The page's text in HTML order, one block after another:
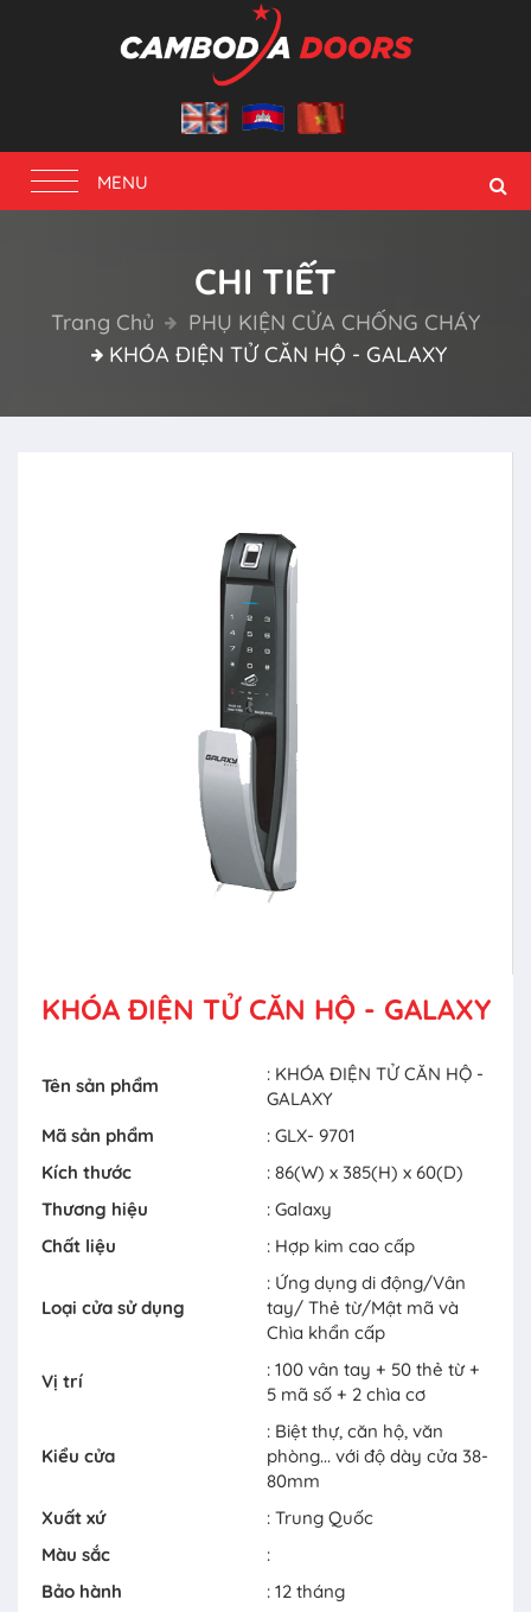
Toggle
navigation
MENU
CHI TIẾT
Trang Chủ
PHỤ KIỆN CỬA CHỐNG CHÁY
KHÓA ĐIỆN TỬ CĂN HỘ - GALAXY
KHÓA ĐIỆN TỬ CĂN HỘ - GALAXY
Tên sản phẩm
: KHÓA ĐIỆN TỬ CĂN HỘ -
GALAXY
Mã sản phẩm
: GLX- 9701
Kích thước
: 86(W) x 385(H) x 60(D)
Thương hiệu
: Galaxy
Chất liệu
: Hợp kim cao cấp
Loại cửa sử dụng
: Ứng dụng di động/Vân
tay/ Thẻ từ/Mật mã và
Chìa khẩn cấp
Vị trí
: 100 vân tay + 50 thẻ từ +
5 mã số + 2 chìa cơ
Kiểu cửa
: Biệt thự, căn hộ, văn
phòng... với độ dày cửa 38-
80mm
Xuất xứ
: Trung Quốc
Màu sắc
:
Bảo hành
: 12 tháng